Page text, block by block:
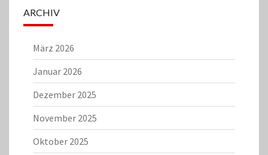
ARCHIV
März 2026
Januar 2026
Dezember 2025
November 2025
Oktober 2025